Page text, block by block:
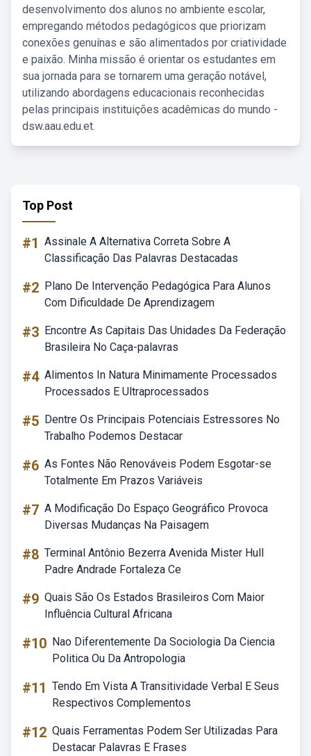
desenvolvimento dos alunos no ambiente escolar,
empregando métodos pedagógicos que priorizam
conexões genuínas e são alimentados por criatividade
e paixão. Minha missão é orientar os estudantes em
sua jornada para se tornarem uma geração notável,
utilizando abordagens educacionais reconhecidas
pelas principais instituições acadêmicas do mundo -
dsw.aau.edu.et.
Top Post
#1 Assinale A Alternativa Correta Sobre A
Classificação Das Palavras Destacadas
#2 Plano De Intervenção Pedagógica Para Alunos
Com Dificuldade De Aprendizagem
#3 Encontre As Capitais Das Unidades Da Federação
Brasileira No Caça-palavras
#4 Alimentos In Natura Minimamente Processados
Processados E Ultraprocessados
#5 Dentre Os Principais Potenciais Estressores No
Trabalho Podemos Destacar
#6 As Fontes Não Renováveis Podem Esgotar-se
Totalmente Em Prazos Variáveis
#7 A Modificação Do Espaço Geográfico Provoca
Diversas Mudanças Na Paisagem
#8 Terminal Antônio Bezerra Avenida Mister Hull
Padre Andrade Fortaleza Ce
#9 Quais São Os Estados Brasileiros Com Maior
Influência Cultural Africana
#10 Nao Diferentemente Da Sociologia Da Ciencia
Politica Ou Da Antropologia
#11 Tendo Em Vista A Transitividade Verbal E Seus
Respectivos Complementos
#12 Quais Ferramentas Podem Ser Utilizadas Para
Destacar Palavras E Frases